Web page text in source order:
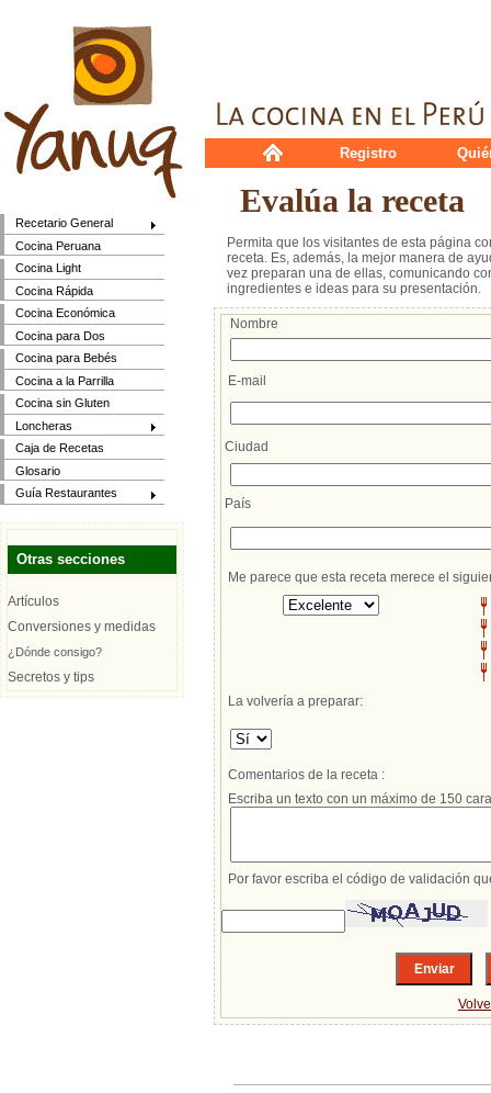
Recetario General
Cocina Peruana
Cocina Light
Cocina Rápida
Cocina Económica
Cocina para Dos
Cocina para Bebés
Cocina a la Parrilla
Cocina sin Gluten
Loncheras
Caja de Recetas
Glosario
Guía Restaurantes
Otras secciones
Artículos
Conversiones y medidas
¿Dónde consigo?
Secretos y tips
Registro
Evalúa la receta
Permita que los visitantes de esta página
receta. Es, además, la mejor manera de
vez preparan una de ellas, comunicando
ingredientes e ideas para su presentación.
Nombre
E-mail
Ciudad
País
Me parece que esta receta merece el
La volvería a preparar:
Comentarios de la receta :
Escriba un texto con un máximo de 150
Por favor escriba el código de validación